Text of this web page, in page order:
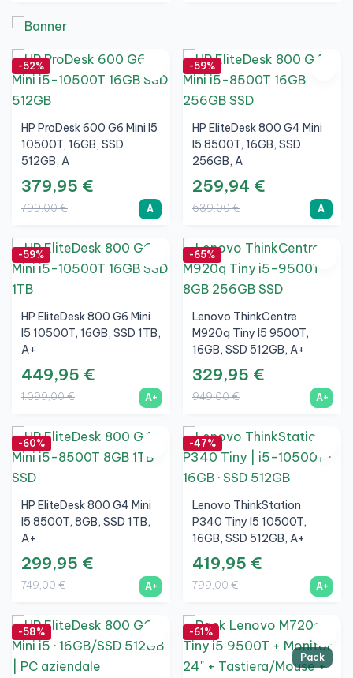
-52%
HP ProDesk 600 G6 Mini I5
10500T, 16GB, SSD
512GB, A
379,95 €
799,00 € A
-59%
HP EliteDesk 800 G4 Mini
I5 8500T, 16GB, SSD
256GB, A
259,94 €
639,00 € A
-59%
HP EliteDesk 800 G6 Mini
I5 10500T, 16GB, SSD 1TB,
A+
449,95 €
1.099,00 € A+
-65%
Lenovo ThinkCentre
M920q Tiny I5 9500T,
16GB, SSD 512GB, A+
329,95 €
949,00 € A+
-60%
HP EliteDesk 800 G4 Mini
I5 8500T, 8GB, SSD 1TB,
A+
299,95 €
749,00 € A+
-47%
Lenovo ThinkStation
P340 Tiny I5 10500T,
16GB, SSD 512GB, A+
419,95 €
799,00 € A+
-58%
Pack
-61%